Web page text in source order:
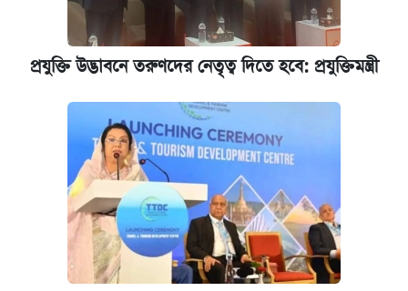
আজকের বাজারে স্বর্ণের দাম (৬ আগস্ট)
আবেদন শুরু
প্রযুক্তি উদ্ভাবনে তরুণদের নেতৃত্ব দিতে হবে: প্রযুক্তিমন্ত্রী